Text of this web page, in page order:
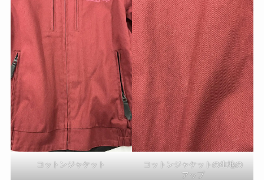
コットンジャケット
コットンジャケットの生地の
アップ